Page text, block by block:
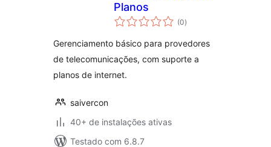
Planos
(0total
de
)
Gerenciamento básico para provedores
de telecomunicações, com suporte a
planos de internet.
saivercon
40+ de instalações ativas
Testado com 6.8.7